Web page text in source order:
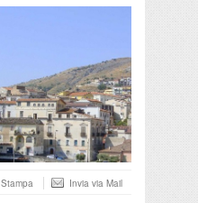
Stampa Invia via Mail